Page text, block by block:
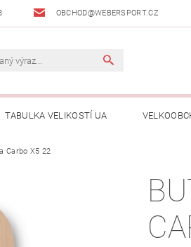
OBCHOD@WEBERSPORT.CZ
TABULKA VELIKOSTÍ UA
Carbo X5 22